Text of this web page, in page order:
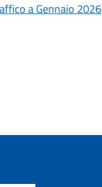
a Gennaio 2026